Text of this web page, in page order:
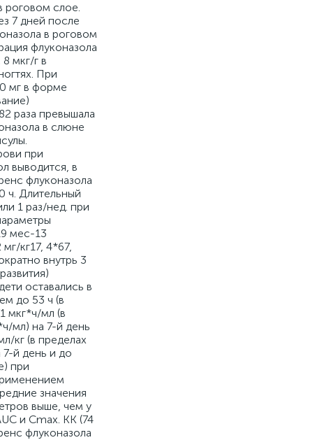
роговом слое.
7 дней после
в роговом
флуконазола
мкг/г в
При
мг в форме
раза превышала
в слюне
при
выводится, в
флуконазола
ч. Длительный
1 раз/нед. при
мес-13
кг17, 4*67,
внутрь 3
оставались в
до 53 ч (в
мкг*ч/мл (в
мл) на 7-й день
кг (в пределах
7-й день и до
при
значения
выше, чем у
и Cmax. КК (74
флуконазола